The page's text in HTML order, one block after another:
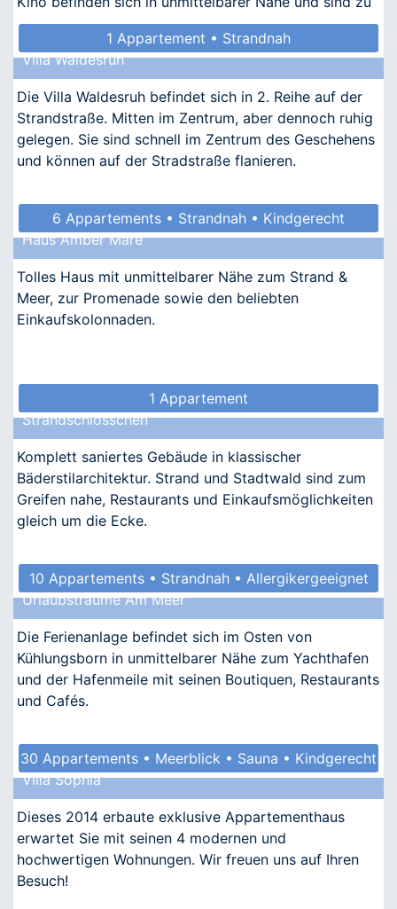
Fuß zu erreichen.
1 Appartement • Strandnah
Villa Waldesruh
Die Villa Waldesruh befindet sich in 2. Reihe auf der
Strandstraße. Mitten im Zentrum, aber dennoch ruhig
gelegen. Sie sind schnell im Zentrum des Geschehens
und können auf der Stradstraße flanieren.
6 Appartements • Strandnah • Kindgerecht
• Allergikergeeignet
Haus Amber Mare
Tolles Haus mit unmittelbarer Nähe zum Strand &
Meer, zur Promenade sowie den beliebten
Einkaufskolonnaden.
1 Appartement
Strandschlösschen
Komplett saniertes Gebäude in klassischer
Bäderstilarchitektur. Strand und Stadtwald sind zum
Greifen nahe, Restaurants und Einkaufsmöglichkeiten
gleich um die Ecke.
10 Appartements • Strandnah • Allergikergeeignet
Urlaubsträume Am Meer
Die Ferienanlage befindet sich im Osten von
Kühlungsborn in unmittelbarer Nähe zum Yachthafen
und der Hafenmeile mit seinen Boutiquen, Restaurants
und Cafés.
30 Appartements • Meerblick • Sauna • Kindgerecht
Villa Sophia
Dieses 2014 erbaute exklusive Appartementhaus
erwartet Sie mit seinen 4 modernen und
hochwertigen Wohnungen. Wir freuen uns auf Ihren
Besuch!